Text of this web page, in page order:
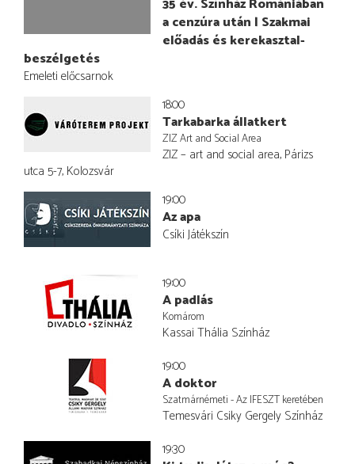
a cenzúra után | Szakmai
előadás és kerekasztal-
beszélgetés
Emeleti előcsarnok
18:00
Tarkabarka állatkert
ZIZ Art and Social Area
ZIZ – art and social area, Párizs
utca 5-7, Kolozsvár
19:00
Az apa
Csíki Játékszín
19:00
A padlás
Komárom
Kassai Thália Színház
19:00
A doktor
Szatmárnémeti - Az IFESZT keretében
Temesvári Csiky Gergely Színház
19:30